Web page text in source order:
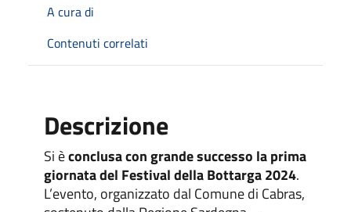
A cura di
Contenuti correlati
Descrizione
Si èconclusa con grande successo la prima
giornata del Festival della Bottarga 2024.
L’evento, organizzato dal Comune di Cabras,